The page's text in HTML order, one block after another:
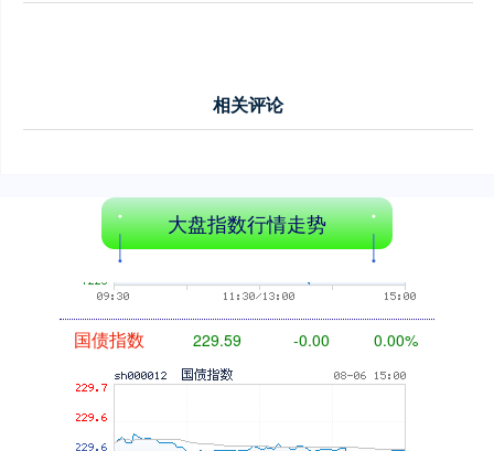
相关评论
大盘指数行情走势
国债指数 229.59 0.00%